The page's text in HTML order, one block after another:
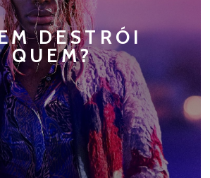
DESTRÓI
QUEM?